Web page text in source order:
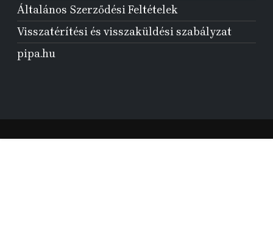
Általános Szerződési Feltételek
Visszatérítési és visszaküldési szabályzat
pipa.hu